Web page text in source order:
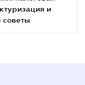
и
советы